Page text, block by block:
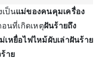
ป็นแม่ของคนคุมเครื่อง
นที่เกิดเหตุฝันร้ายถึง
เหยื่อไฟไหม้ผับเล่าฝันร้าย
าย